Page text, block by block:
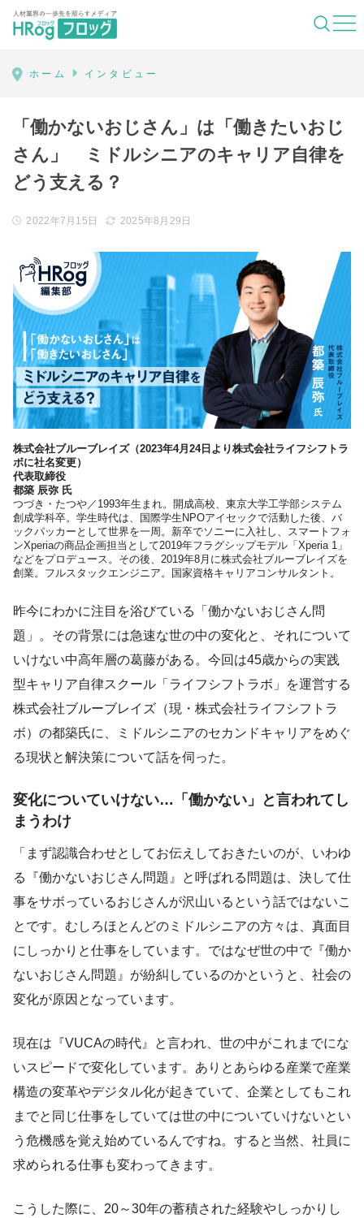
HRog | 人材業界の一歩先を照らすメディ
ホーム インタビュー
「働かないおじさん」は「働きたいおじ
さん」 ミドルシニアのキャリア自律を
どう支える？
2022年7月15日 2025年8月29日
株式会社ブルーブレイズ（2023年4月24日より株式会社ライフシフトラ
ボに社名変更）
代表取締役
都築 辰弥 氏
つづき・たつや／1993年生まれ。開成高校、東京大学工学部システム
創成学科卒。学生時代は、国際学生NPOアイセックで活動した後、バ
ックパッカーとして世界を一周。新卒でソニーに入社し、スマートフォ
ンXperiaの商品企画担当として2019年フラグシップモデル「Xperia 1」
などをプロデュース。その後、2019年8月に株式会社ブルーブレイズを
創業。フルスタックエンジニア。国家資格キャリアコンサルタント。
昨今にわかに注目を浴びている「働かないおじさん問
題」。その背景には急速な世の中の変化と、それについて
いけない中高年層の葛藤がある。今回は45歳からの実践
型キャリア自律スクール「ライフシフトラボ」を運営する
株式会社ブルーブレイズ（現・株式会社ライフシフトラ
ボ）の都築氏に、ミドルシニアのセカンドキャリアをめぐ
る現状と解決策について話を伺った。
変化についていけない…「働かない」と言われてし
まうわけ
「まず認識合わせとしてお伝えしておきたいのが、いわゆ
る『働かないおじさん問題』と呼ばれる問題は、決して仕
事をサボっているおじさんが沢山いるという話ではないこ
とです。むしろほとんどのミドルシニアの方々は、真面目
にしっかりと仕事をしています。ではなぜ世の中で『働か
ないおじさん問題』が紛糾しているのかというと、社会の
変化が原因となっています。
現在は『VUCAの時代』と言われ、世の中がこれまでにな
いスピードで変化しています。ありとあらゆる産業で産業
構造の変革やデジタル化が起きていて、企業としてもこれ
までと同じ仕事をしていては世の中についていけないとい
う危機感を覚え始めているんですね。すると当然、社員に
求められる仕事も変わってきます。
こうした際に、20～30年の蓄積された経験やしっかりし